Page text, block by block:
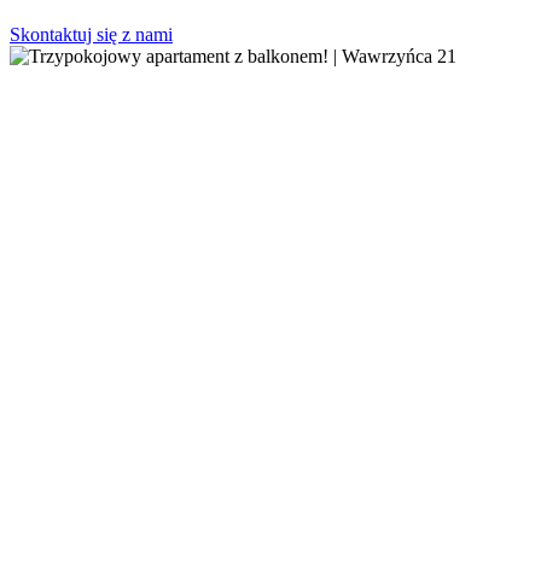
Skontaktuj się z nami